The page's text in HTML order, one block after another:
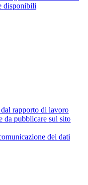
disponibili
rapporto di lavoro
da pubblicare sul sito
dei dati